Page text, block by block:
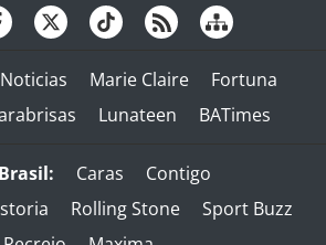
Noticias Marie Claire
Fortuna
Lunateen BATimes
Caras
Contigo
Rolling Stone
Sport Buzz